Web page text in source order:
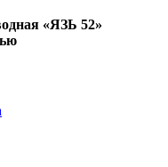
«ЯЗЬ 52»